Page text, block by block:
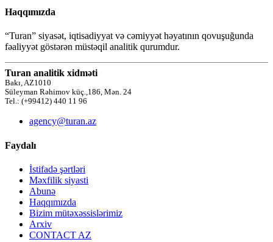
Haqqımızda
“Turan” siyasət, iqtisadiyyat və cəmiyyət həyatının qovuşuğunda
fəaliyyət göstərən müstəqil analitik qurumdur.
Turan analitik xidməti
Bakı, AZ1010
Süleyman Rəhimov küç.,186, Mən. 24
Tel.: (+99412) 440 11 96
agency@turan.az
Faydalı
İstifadə şərtləri
Məxfilik siyasti
Abunə
Haqqımızda
Bizim mütəxəssislərimiz
Arxiv
CONTACT AZ